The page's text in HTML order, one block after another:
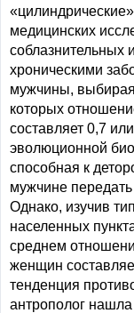
медицинских
соблазнительных
хроническими
мужчины,
которых
составляет 0,7
эволюционной
способная к
мужчине
Однако, изучив
населенных
среднем
женщин
тенденция
антрополог